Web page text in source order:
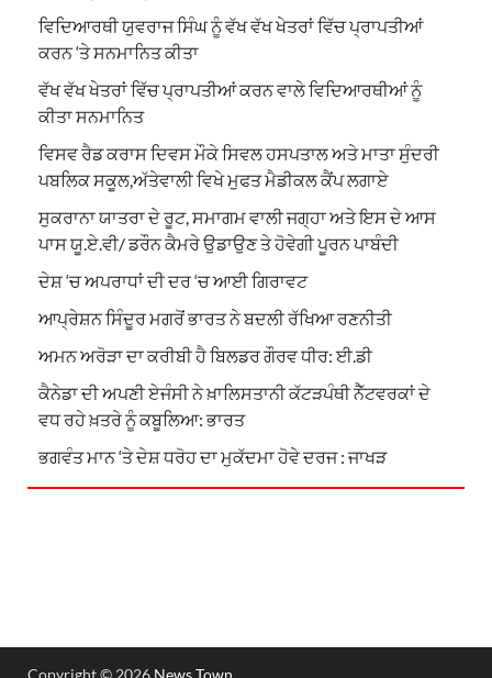
ਵਿਦਿਆਰਥੀ ਯੁਵਰਾਜ ਸਿੰਘ ਨੂੰ ਵੱਖ ਵੱਖ ਖੇਤਰਾਂ ਵਿੱਚ ਪ੍ਰਾਪਤੀਆਂ
ਕਰਨ ‘ਤੇ ਸਨਮਾਨਿਤ ਕੀਤਾ
ਵੱਖ ਵੱਖ ਖੇਤਰਾਂ ਵਿੱਚ ਪ੍ਰਾਪਤੀਆਂ ਕਰਨ ਵਾਲੇ ਵਿਦਿਆਰਥੀਆਂ ਨੂੰ
ਕੀਤਾ ਸਨਮਾਨਿਤ
ਵਿਸਵ ਰੈਡ ਕਰਾਸ ਦਿਵਸ ਮੌਕੇ ਸਿਵਲ ਹਸਪਤਾਲ ਅਤੇ ਮਾਤਾ ਸੁੰਦਰੀ
ਪਬਲਿਕ ਸਕੂਲ,ਅੱਤੇਵਾਲੀ ਵਿਖੇ ਮੁਫਤ ਮੈਡੀਕਲ ਕੈਂਪ ਲਗਾਏ
ਸੁਕਰਾਨਾ ਯਾਤਰਾ ਦੇ ਰੂਟ, ਸਮਾਗਮ ਵਾਲੀ ਜਗ੍ਹਾ ਅਤੇ ਇਸ ਦੇ ਆਸ
ਪਾਸ ਯੂ.ਏ.ਵੀ/ ਡਰੌਨ ਕੈਮਰੇ ਉਡਾਉਣ ਤੇ ਹੋਵੇਗੀ ਪੂਰਨ ਪਾਬੰਦੀ
ਦੇਸ਼ ‘ਚ ਅਪਰਾਧਾਂ ਦੀ ਦਰ ‘ਚ ਆਈ ਗਿਰਾਵਟ
ਆਪ੍ਰੇਸ਼ਨ ਸਿੰਦੂਰ ਮਗਰੋਂ ਭਾਰਤ ਨੇ ਬਦਲੀ ਰੱਖਿਆ ਰਣਨੀਤੀ
ਅਮਨ ਅਰੋੜਾ ਦਾ ਕਰੀਬੀ ਹੈ ਬਿਲਡਰ ਗੌਰਵ ਧੀਰ: ਈ.ਡੀ
ਕੈਨੇਡਾ ਦੀ ਅਪਣੀ ਏਜੰਸੀ ਨੇ ਖ਼ਾਲਿਸਤਾਨੀ ਕੱਟੜਪੰਥੀ ਨੈੱਟਵਰਕਾਂ ਦੇ
ਵਧ ਰਹੇ ਖ਼ਤਰੇ ਨੂੰ ਕਬੂਲਿਆ: ਭਾਰਤ
ਭਗਵੰਤ ਮਾਨ ‘ਤੇ ਦੇਸ਼ ਧਰੋਹ ਦਾ ਮੁਕੱਦਮਾ ਹੋਵੇ ਦਰਜ : ਜਾਖੜ
Copyright © 2026 News Town